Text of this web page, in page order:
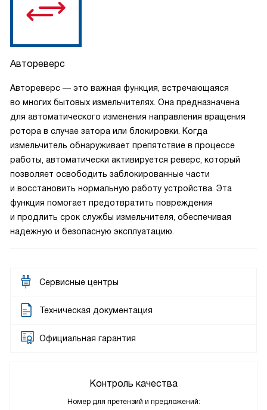
Автореверс
Автореверс — это важная функция, встречающаяся
во многих бытовых измельчителях. Она предназначена
для автоматического изменения направления вращения
ротора в случае затора или блокировки. Когда
измельчитель обнаруживает препятствие в процессе
работы, автоматически активируется реверс, который
позволяет освободить заблокированные части
и восстановить нормальную работу устройства. Эта
функция помогает предотвратить повреждения
и продлить срок службы измельчителя, обеспечивая
надежную и безопасную эксплуатацию.
Сервисные центры
Техническая документация
Официальная гарантия
Контроль качества
Номер для претензий и предложений: